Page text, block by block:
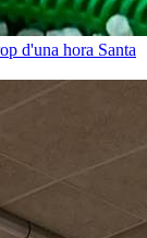
d'una hora Santa